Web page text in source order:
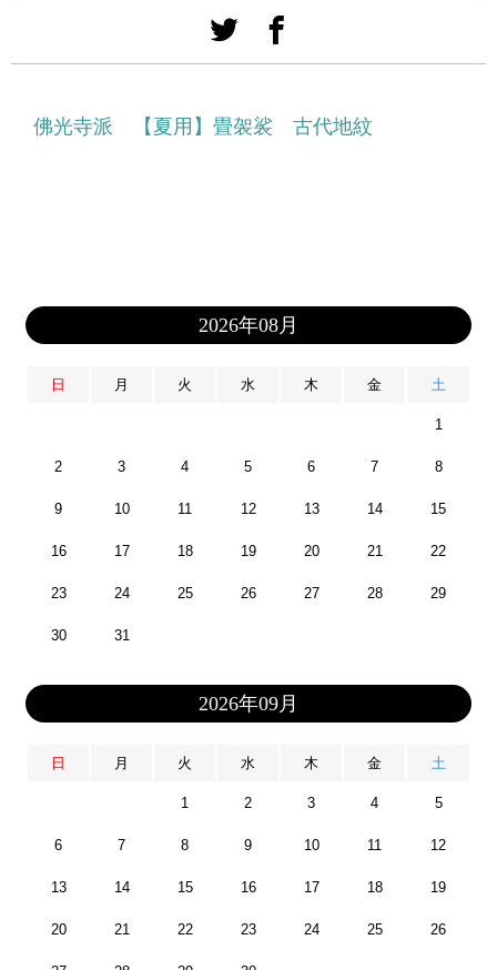
佛光寺派 【夏用】畳袈裟 古代地紋
2026年08月
日 月 火 水 木 金 土
1
2 3 4 5 6 7 8
9 10 11 12 13 14 15
16 17 18 19 20 21 22
23 24 25 26 27 28 29
30 31
2026年09月
日 月 火 水 木 金 土
1 2 3 4 5
6 7 8 9 10 11 12
13 14 15 16 17 18 19
20 21 22 23 24 25 26